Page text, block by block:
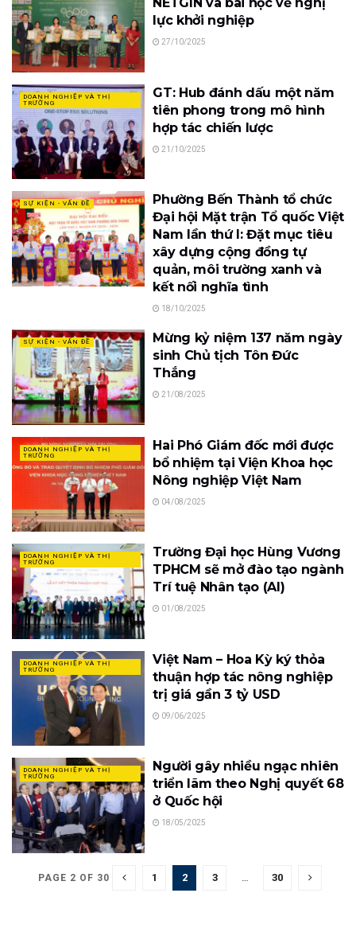
lực khởi nghiệp
27/10/2025
DOANH NGHIỆP VÀ THỊ
TRƯỜNG
GT: Hub đánh dấu một năm
tiên phong trong mô hình
hợp tác chiến lược
21/10/2025
SỰ KIỆN - VẤN ĐỀ
Phường Bến Thành tổ chức
Đại hội Mặt trận Tổ quốc Việt
Nam lần thứ I: Đặt mục tiêu
xây dựng cộng đồng tự
quản, môi trường xanh và
kết nối nghĩa tình
18/10/2025
SỰ KIỆN - VẤN ĐỀ
Mừng kỷ niệm 137 năm ngày
sinh Chủ tịch Tôn Đức
Thắng
21/08/2025
DOANH NGHIỆP VÀ THỊ
TRƯỜNG
Hai Phó Giám đốc mới được
bổ nhiệm tại Viện Khoa học
Nông nghiệp Việt Nam
04/08/2025
DOANH NGHIỆP VÀ THỊ
TRƯỜNG
Trường Đại học Hùng Vương
TPHCM sẽ mở đào tạo ngành
Trí tuệ Nhân tạo (AI)
01/08/2025
DOANH NGHIỆP VÀ THỊ
TRƯỜNG
Việt Nam – Hoa Kỳ ký thỏa
thuận hợp tác nông nghiệp
trị giá gần 3 tỷ USD
09/06/2025
DOANH NGHIỆP VÀ THỊ
TRƯỜNG
Người gây nhiều ngạc nhiên
triển lãm theo Nghị quyết 68
ở Quốc hội
18/05/2025
PAGE 2 OF 30 1 2 3 30